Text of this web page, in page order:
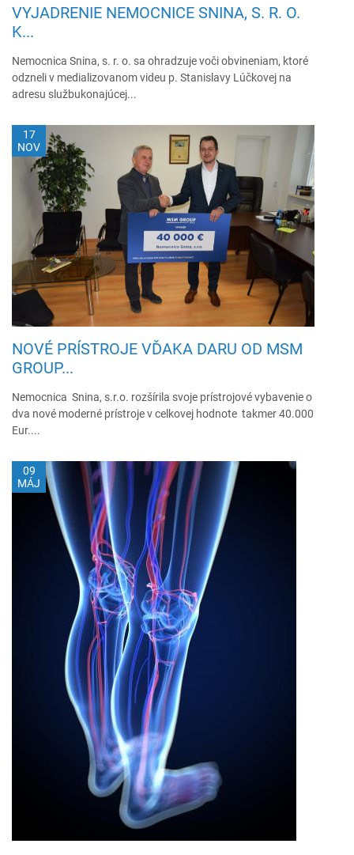
VYJADRENIE NEMOCNICE SNINA, S. R. O.
K...
Nemocnica Snina, s. r. o. sa ohradzuje voči obvineniam, ktoré
odzneli v medializovanom videu p. Stanislavy Lúčkovej na
adresu službukonajúcej...
17
NOV
NOVÉ PRÍSTROJE VĎAKA DARU OD MSM
GROUP...
Nemocnica Snina, s.r.o. rozšírila svoje prístrojové vybavenie o
dva nové moderné prístroje v celkovej hodnote takmer 40.000
Eur....
09
MÁJ